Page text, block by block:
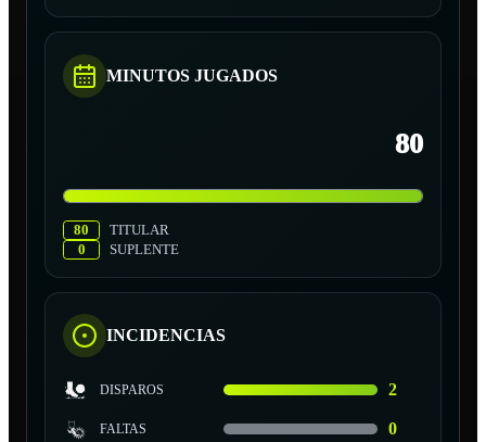
MINUTOS JUGADOS
80
80
TITULAR
0
SUPLENTE
INCIDENCIAS
DISPAROS 2
FALTAS 0